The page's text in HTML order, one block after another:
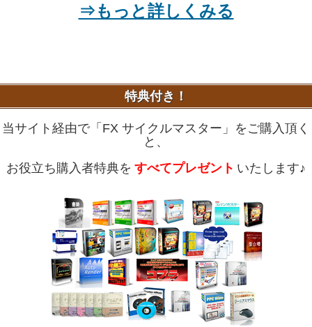
⇒もっと詳しくみる
特典付き！
当サイト経由で「FX サイクルマスター」をご購入頂く
と、
お役立ち購入者特典を すべてプレゼント いたします♪